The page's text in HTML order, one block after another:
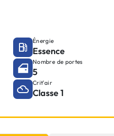
Énergie
Essence
Nombre de portes
5
Crit'air
Classe 1